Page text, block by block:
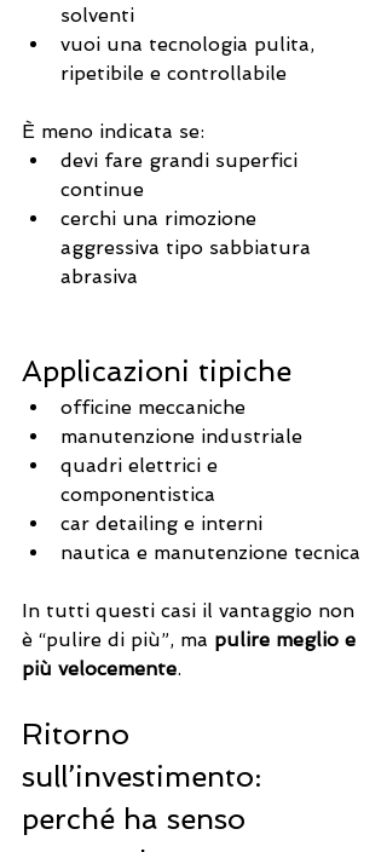
solventi
vuoi una tecnologia pulita,
ripetibile e controllabile
È meno indicata se:
devi fare grandi superfici
continue
cerchi una rimozione
aggressiva tipo sabbiatura
abrasiva
Applicazioni tipiche
officine meccaniche
manutenzione industriale
quadri elettrici e
componentistica
car detailing e interni
nautica e manutenzione tecnica
In tutti questi casi il vantaggio non
è “pulire di più”, ma pulire meglio e
più velocemente.
Ritorno
sull’investimento:
perché ha senso